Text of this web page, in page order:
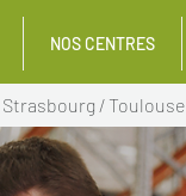
NOS CENTRES
Strasbourg / Toulouse